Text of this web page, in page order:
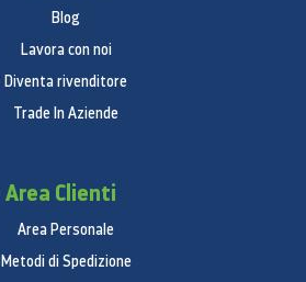
Blog
Lavora con noi
Diventa rivenditore
Trade In Aziende
Area Clienti
Area Personale
Metodi di Spedizione